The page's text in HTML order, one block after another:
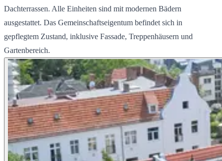
Dachterrassen. Alle Einheiten sind mit modernen Bädern
ausgestattet. Das Gemeinschaftseigentum befindet sich in
gepflegtem Zustand, inklusive Fassade, Treppenhäusern und
Gartenbereich.